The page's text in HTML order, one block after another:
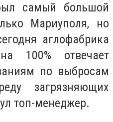
самый большой
Мариуполя, но
аглофабрика
100% отвечает
по выбросам
загрязняющих
топ-менеджер.